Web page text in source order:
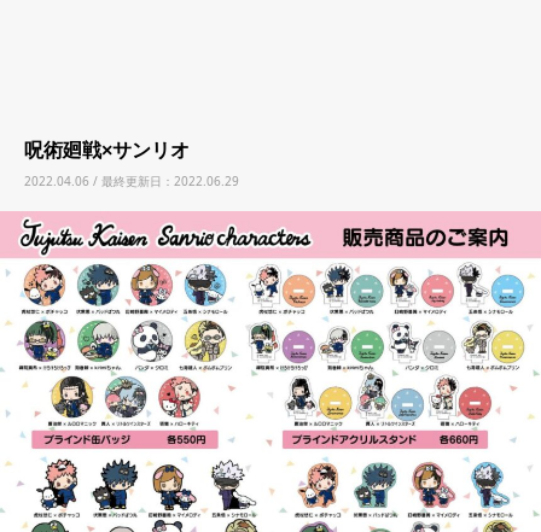
呪術廻戦×サンリオ
2022.04.06 / 最終更新日：2022.06.29